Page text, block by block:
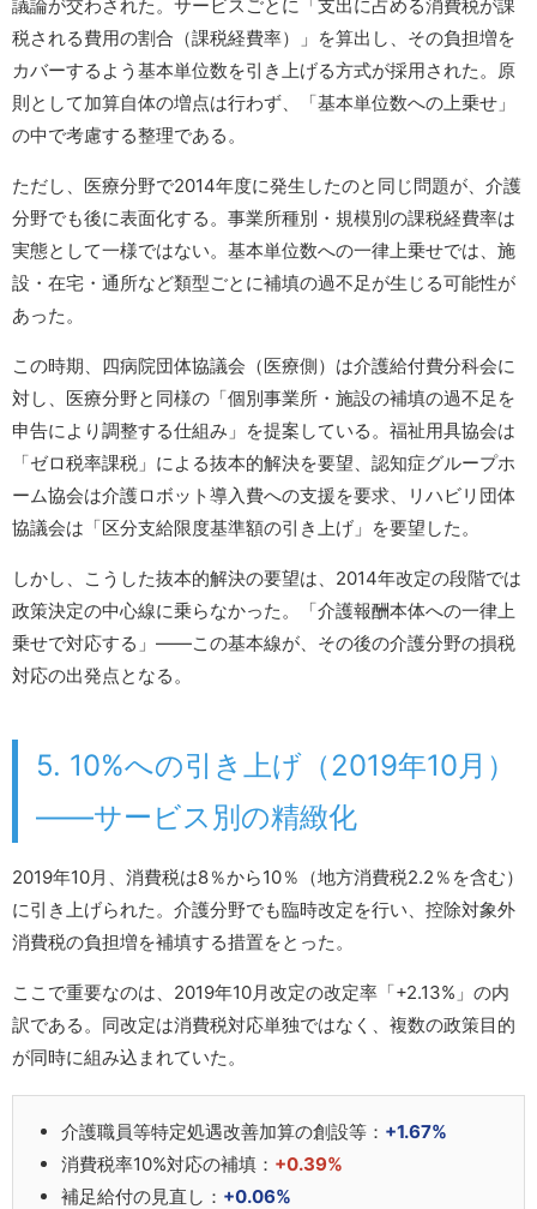
議論が交わされた。サービスごとに「支出に占める消費税が課
税される費用の割合（課税経費率）」を算出し、その負担増を
カバーするよう基本単位数を引き上げる方式が採用された。原
則として加算自体の増点は行わず、「基本単位数への上乗せ」
の中で考慮する整理である。
ただし、医療分野で2014年度に発生したのと同じ問題が、介護
分野でも後に表面化する。事業所種別・規模別の課税経費率は
実態として一様ではない。基本単位数への一律上乗せでは、施
設・在宅・通所など類型ごとに補填の過不足が生じる可能性が
あった。
この時期、四病院団体協議会（医療側）は介護給付費分科会に
対し、医療分野と同様の「個別事業所・施設の補填の過不足を
申告により調整する仕組み」を提案している。福祉用具協会は
「ゼロ税率課税」による抜本的解決を要望、認知症グループホ
ーム協会は介護ロボット導入費への支援を要求、リハビリ団体
協議会は「区分支給限度基準額の引き上げ」を要望した。
しかし、こうした抜本的解決の要望は、2014年改定の段階では
政策決定の中心線に乗らなかった。「介護報酬本体への一律上
乗せで対応する」――この基本線が、その後の介護分野の損税
対応の出発点となる。
5. 10%への引き上げ（2019年10月）
――サービス別の精緻化
2019年10月、消費税は8％から10％（地方消費税2.2％を含む）
に引き上げられた。介護分野でも臨時改定を行い、控除対象外
消費税の負担増を補填する措置をとった。
ここで重要なのは、2019年10月改定の改定率「+2.13%」の内
訳である。同改定は消費税対応単独ではなく、複数の政策目的
が同時に組み込まれていた。
介護職員等特定処遇改善加算の創設等： +1.67%
消費税率10%対応の補填： +0.39%
補足給付の見直し： +0.06%